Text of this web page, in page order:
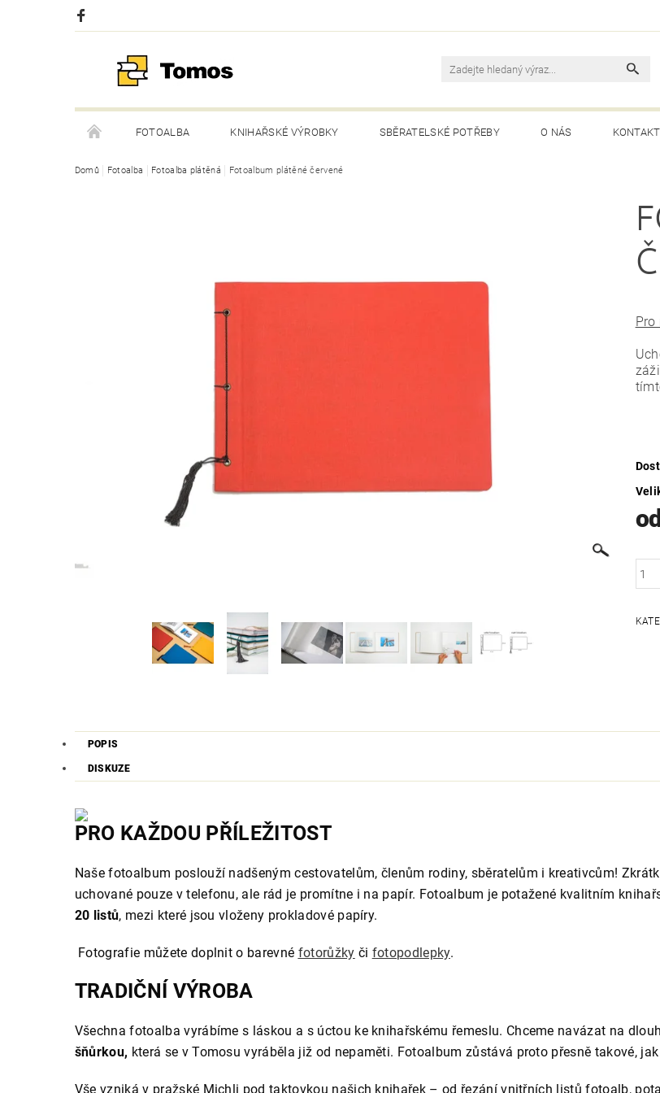
FOTOALBA KNIHAŘSKÉ VÝROBKY SBĚRATELSKÉ POTŘEBY O NÁS
Domů Fotoalba Fotoalba plátěná Fotoalbum plátěné červené
POPIS
DISKUZE
PRO KAŽDOU PŘÍLEŽITOST
Naše fotoalbum poslouží nadšeným cestovatelům, členům rodiny, sběratelům i kreativcům!
uchované pouze v telefonu, ale rád je promítne i na papír. Fotoalbum je potažené kvalitním
20 listů, mezi které jsou vloženy prokladové papíry.
Fotografie můžete doplnit o barevné fotorůžky či fotopodlepky.
TRADIČNÍ VÝROBA
Všechna fotoalba vyrábíme s láskou a s úctou ke knihařskému řemeslu. Chceme navázat na
šňůrkou, která se v Tomosu vyráběla již od nepaměti. Fotoalbum zůstává proto přesně takové,
Vše vzniká v pražské Michli pod taktovkou našich knihařek – od řezání vnitřních listů fotoalb,